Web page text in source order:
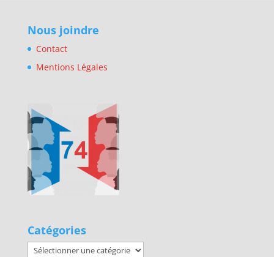
Nous joindre
Contact
Mentions Légales
Catégories
Catégories